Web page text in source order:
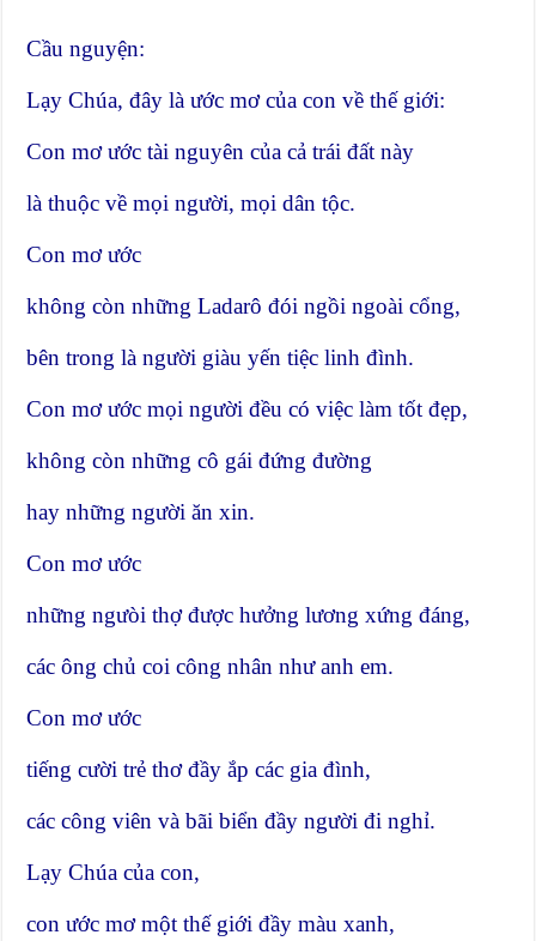
Cầu nguyện:
Lạy Chúa, đây là ước mơ của con về thế giới:
Con mơ ước tài nguyên của cả trái đất này
là thuộc về mọi người, mọi dân tộc.
Con mơ ước
không còn những Ladarô đói ngồi ngoài cổng,
bên trong là người giàu yến tiệc linh đình.
Con mơ ước mọi người đều có việc làm tốt đẹp,
không còn những cô gái đứng đường
hay những người ăn xin.
Con mơ ước
những ngưòi thợ được hưởng lương xứng đáng,
các ông chủ coi công nhân như anh em.
Con mơ ước
tiếng cười trẻ thơ đầy ắp các gia đình,
các công viên và bãi biển đầy người đi nghỉ.
Lạy Chúa của con,
con ước mơ một thế giới đầy màu xanh,